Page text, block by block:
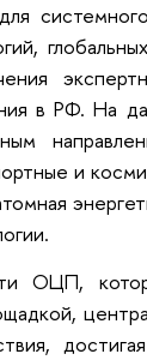
в РФ. На
и
ОЦП,